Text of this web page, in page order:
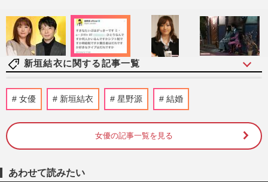
新垣結衣に関する記事一覧
《ドラマ「リメイクしないでほしい」ラン
キング》織田裕二の『東京ラブストーリ
週刊女性2026年7月28日・8月4日号 2026/7/20
ランキング》大谷翔平＆真美子夫人・星野
女優 新垣結衣 星野源 結婚
女優の記事一覧を見る
あわせて読みたい